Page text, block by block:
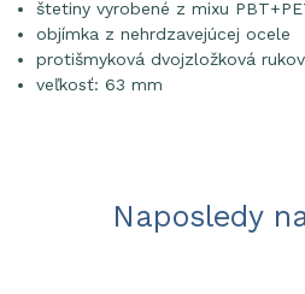
štetiny vyrobené z mixu
objímka z nehrdzavejúcej ocele
protišmyková dvojzložková
veľkosť: 63 mm
Naposledy